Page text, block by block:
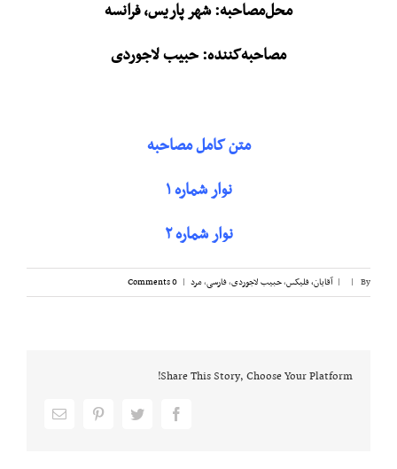
محل‌مصاحبه: شهر پاریس، فرانسه
مصاحبه‌کننده: حبیب لاجوردی
متن کامل مصاحبه
نوار شماره ۱
نوار شماره ۲
By
|
| آقایان، فلیکس,حبیب لاجوردی,فارسی,مرد |
0 Comments
Share This Story, Choose Your Platform!
facebook
twitter
pinterest
Email